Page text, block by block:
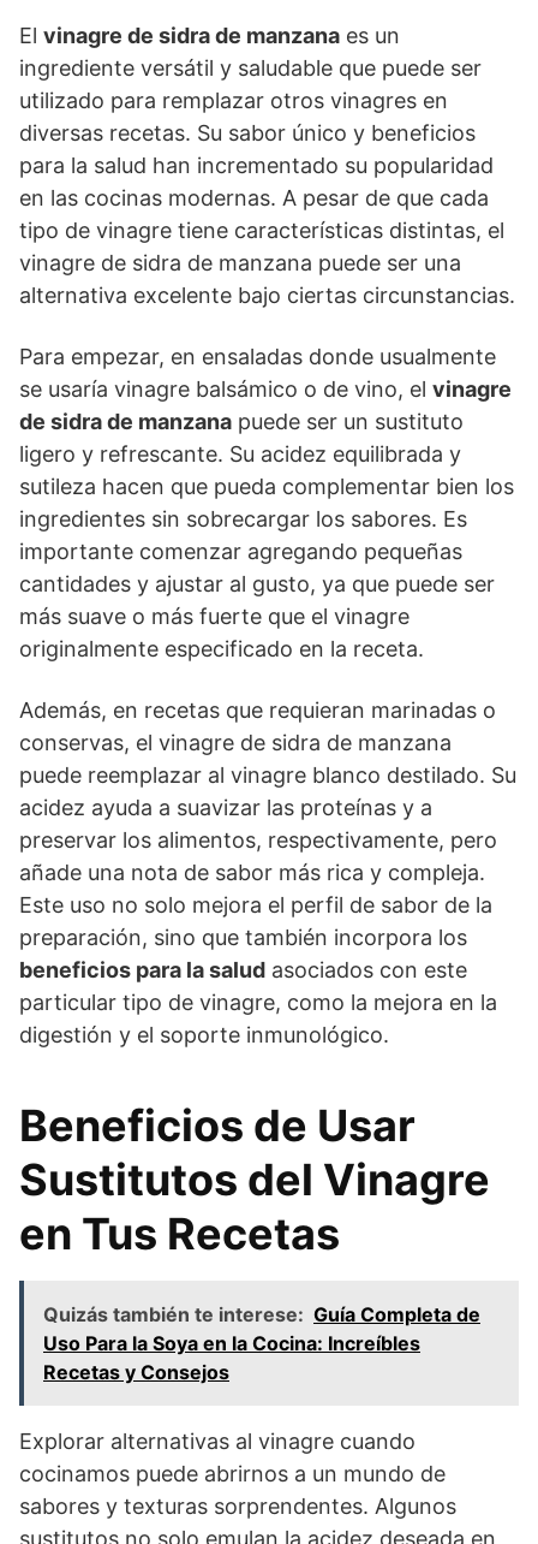
El vinagre de sidra de manzana es un
ingrediente versátil y saludable que puede ser
utilizado para remplazar otros vinagres en
diversas recetas. Su sabor único y beneficios
para la salud han incrementado su popularidad
en las cocinas modernas. A pesar de que cada
tipo de vinagre tiene características distintas, el
vinagre de sidra de manzana puede ser una
alternativa excelente bajo ciertas circunstancias.
Para empezar, en ensaladas donde usualmente
se usaría vinagre balsámico o de vino, el vinagre
de sidra de manzana puede ser un sustituto
ligero y refrescante. Su acidez equilibrada y
sutileza hacen que pueda complementar bien los
ingredientes sin sobrecargar los sabores. Es
importante comenzar agregando pequeñas
cantidades y ajustar al gusto, ya que puede ser
más suave o más fuerte que el vinagre
originalmente especificado en la receta.
Además, en recetas que requieran marinadas o
conservas, el vinagre de sidra de manzana
puede reemplazar al vinagre blanco destilado. Su
acidez ayuda a suavizar las proteínas y a
preservar los alimentos, respectivamente, pero
añade una nota de sabor más rica y compleja.
Este uso no solo mejora el perfil de sabor de la
preparación, sino que también incorpora los
beneficios para la salud asociados con este
particular tipo de vinagre, como la mejora en la
digestión y el soporte inmunológico.
Beneficios de Usar
Sustitutos del Vinagre
en Tus Recetas
Quizás también te interese: Guía Completa de
Uso Para la Soya en la Cocina: Increíbles
Recetas y Consejos
Explorar alternativas al vinagre cuando
cocinamos puede abrirnos a un mundo de
sabores y texturas sorprendentes. Algunos
sustitutos no solo emulan la acidez deseada en